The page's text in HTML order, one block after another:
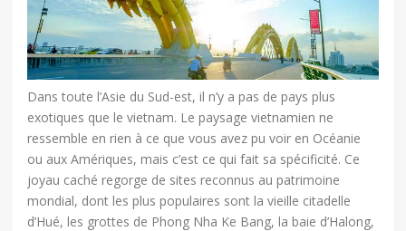
Dans toute l’Asie du Sud-est, il n’y a pas de pays plus
exotiques que le vietnam. Le paysage vietnamien ne
ressemble en rien à ce que vous avez pu voir en Océanie
ou aux Amériques, mais c’est ce qui fait sa spécificité. Ce
joyau caché regorge de sites reconnus au patrimoine
mondial, dont les plus populaires sont la vieille citadelle
d’Hué, les grottes de Phong Nha Ke Bang, la baie d’Halong,